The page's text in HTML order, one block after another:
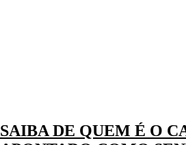
SAIBA DE QUEM É O